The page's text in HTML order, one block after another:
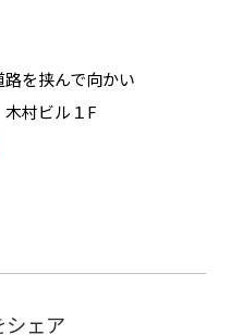
を挟んで向かい
村ビル１F
シェア